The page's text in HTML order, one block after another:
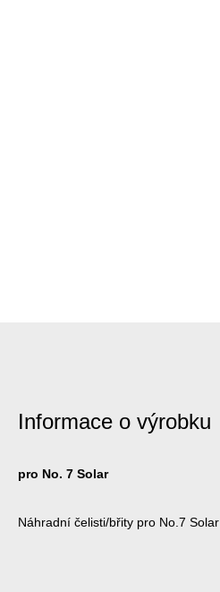
Informace o výrobku
pro No. 7 Solar
Náhradní čelisti/břity pro No.7 Solar